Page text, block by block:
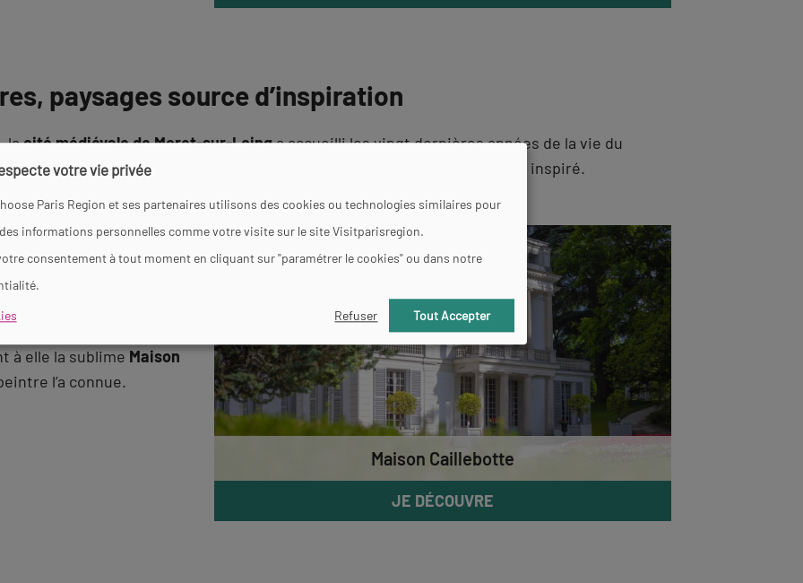
paysages source d’inspiration
lacité médiévale de Moret-sur-Loinga accueilli les vingt dernières années de la vie du
, adapté à toute la famille, vous emmène à la découverte des lieux qui l’ont inspiré.
lacité médiévale de
années de la vie
, adapté à toute la
lieux qui l’ont inspiré.
à elle la sublime Maison
l’a connue.
Maison Caillebotte
JE DÉCOUVRE
votre vie privée
Paris Region et ses partenaires utilisons des cookies ou technologies similaires pour
informations personnelles comme votre visite sur le site Visitparisregion.
consentement à tout moment en cliquant sur "paramétrer le cookies" ou dans notre
Refuser Tout Accepter